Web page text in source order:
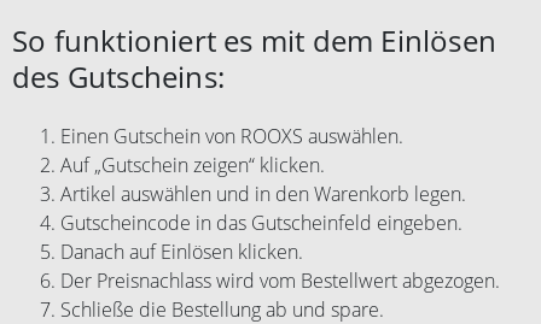
So funktioniert es mit dem Einlösen
des Gutscheins:
Einen Gutschein von ROOXS auswählen.
Auf „Gutschein zeigen“ klicken.
Artikel auswählen und in den Warenkorb legen.
Gutscheincode in das Gutscheinfeld eingeben.
Danach auf Einlösen klicken.
Der Preisnachlass wird vom Bestellwert abgezogen.
Schließe die Bestellung ab und spare.